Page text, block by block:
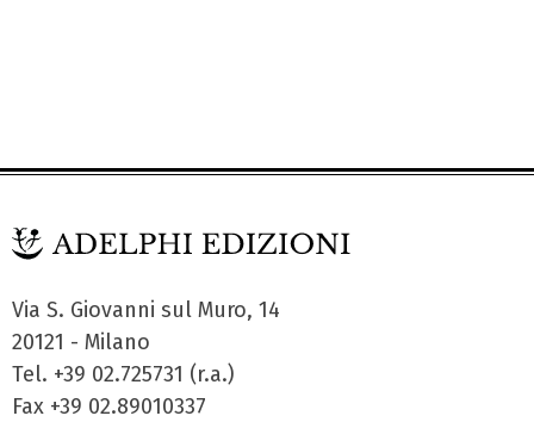
Via S. Giovanni sul Muro, 14
20121 - Milano
Tel. +39 02.725731 (r.a.)
Fax +39 02.89010337